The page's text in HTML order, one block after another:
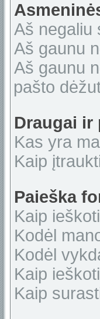
Aš negaliu
Aš gaunu
Aš gaunu
pašto
Draugai ir
Kas yra
Kaip
Paieška
Kaip
Kodėl
Kodėl
Kaip
Kaip